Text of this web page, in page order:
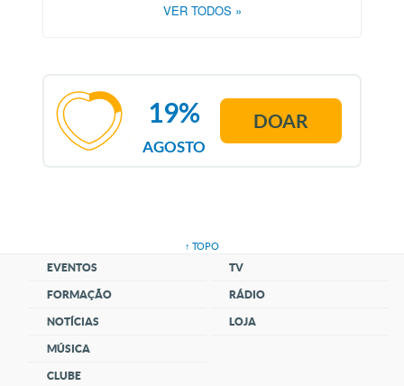
VER TODOS »
AGOSTO
19% DOAR
↑ TOPO
EVENTOS
FORMAÇÃO
NOTÍCIAS
MÚSICA
CLUBE
TV
RÁDIO
LOJA